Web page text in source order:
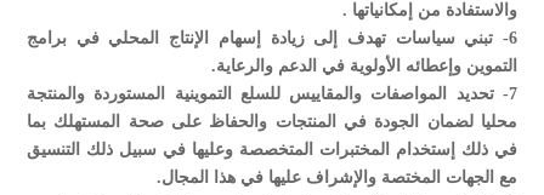
والاستفادة من إمكانياتها .
6- تبني سياسات تهدف إلى زيادة إسهام الإنتاج المحلي في برامج
التموين وإعطائه الأولوية في الدعم والرعاية.
7- تحديد المواصفات والمقاييس للسلع التموينية المستوردة والمنتجة
محليا لضمان الجودة في المنتجات والحفاظ على صحة المستهلك بما
في ذلك إستخدام المختبرات المتخصصة وعليها في سبيل ذلك التنسيق
مع الجهات المختصة والإشراف عليها في هذا المجال.